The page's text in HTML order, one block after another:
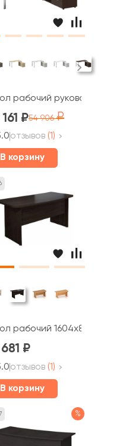
с опорной тумбой
рабочий руководителя с
54 906
отзывов (1)
В корзину
Бонд
рабочий 1604х856х750
отзывов (1)
В корзину
%